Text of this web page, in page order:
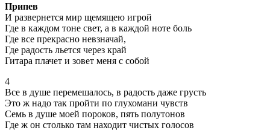
Припев
И развернется мир щемящею игрой
Где в каждом тоне свет, а в каждой ноте боль
Где все прекрасно невзначай,
Где радость льется через край
Гитара плачет и зовет меня с собой
4
Все в душе перемешалось, в радость даже грусть
Это ж надо так пройти по глухомани чувств
Семь в душе моей пороков, пять полутонов
Где ж он столько там находит чистых голосов